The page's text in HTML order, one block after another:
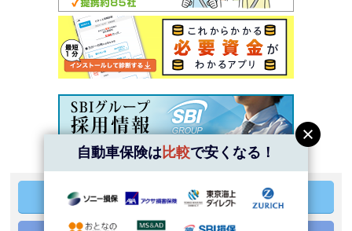
ログイン
自動車保険は比較で安くなる！